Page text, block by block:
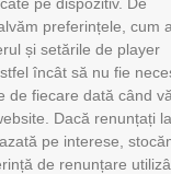
preferințele, cum
și setările de player
încât să nu fie
de fiecare dată când
Dacă renunțați la
pe interese,
de renunțare